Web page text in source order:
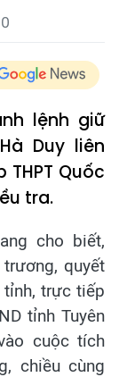
lệnh giữ
Duy liên
Quốc
tra.
cho biết,
quyết
tỉnh, trực tiếp
tỉnh Tuyên
cuộc tích
chiều cùng